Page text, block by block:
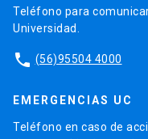
Teléfono para
Universidad.
phone (56)95504 4000
EMERGENCIAS UC
Teléfono en caso de